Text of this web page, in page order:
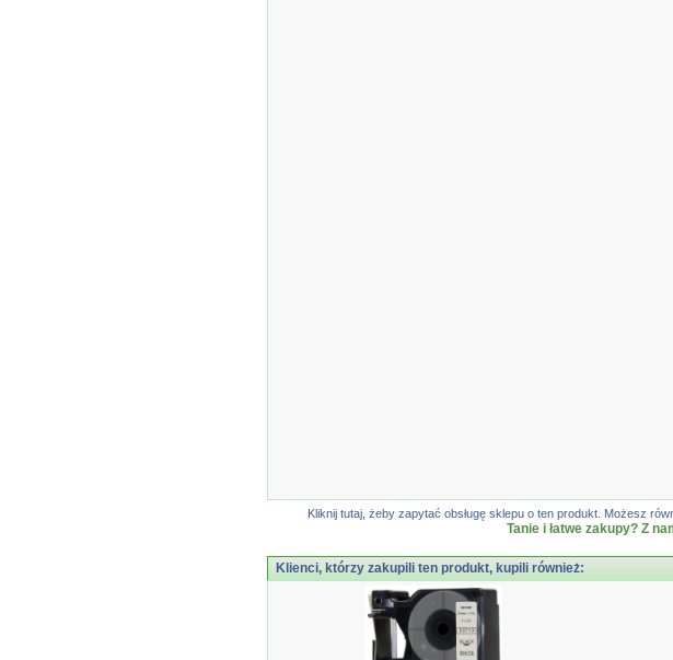
Kliknij tutaj, żeby zapytać obsługę sklepu o ten produkt. Możesz
Tanie i łatwe zakupy? Z
Klienci, którzy zakupili ten produkt, kupili również: